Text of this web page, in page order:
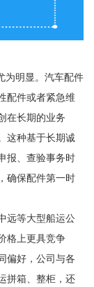
为明显。汽车配件
配件或者紧急维
在长期的业务
这种基于长期诚
报、查验事务时
确保配件第一时
远等大型船运公
格上更具竞争
偏好，公司与各
拼箱、整柜，还